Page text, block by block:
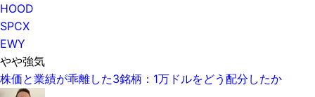
HOOD
SPCX
EWY
やや強気
株価と業績が乖離した3銘柄：1万ドルをどう配分したか